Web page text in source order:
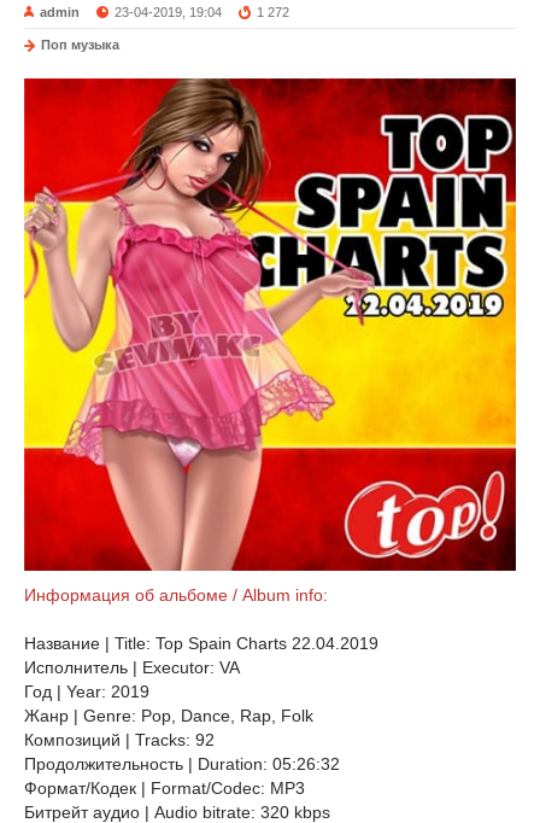
admin 23-04-2019, 19:04 1 272
Поп музыка
Информация об альбоме / Album info:
Название | Title: Top Spain Charts 22.04.2019
Исполнитель | Executor: VA
Год | Year: 2019
Жанр | Genre: Pop, Dance, Rap, Folk
Композиций | Tracks: 92
Продолжительность | Duration: 05:26:32
Формат/Кодек | Format/Codec: MP3
Битрейт аудио | Audio bitrate: 320 kbps